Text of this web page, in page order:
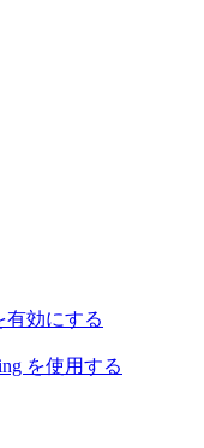
有効にする
を使用する